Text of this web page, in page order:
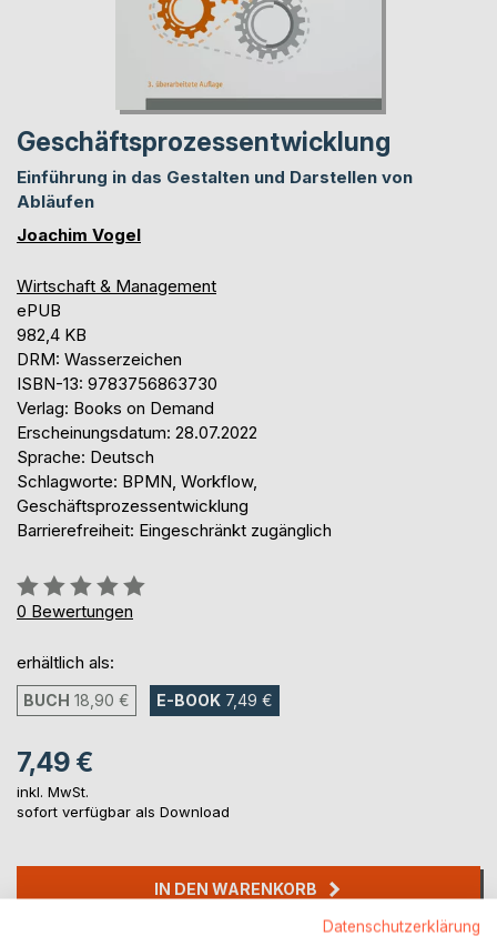
Geschäftsprozessentwicklung
Einführung in das Gestalten und Darstellen von
Abläufen
Joachim Vogel
Wirtschaft & Management
ePUB
982,4 KB
DRM: Wasserzeichen
ISBN-13: 9783756863730
Verlag: Books on Demand
Erscheinungsdatum: 28.07.2022
Sprache: Deutsch
Schlagworte: BPMN, Workflow,
Geschäftsprozessentwicklung
Barrierefreiheit: Eingeschränkt zugänglich
Bewertung::
0%
0 Bewertungen
erhältlich als:
BUCH 18,90 € E-BOOK 7,49 €
7,49 €
inkl. MwSt.
sofort verfügbar als Download
IN DEN WARENKORB
Datenschutzerklärung